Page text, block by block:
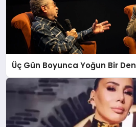
Üç Gün Boyunca Yoğun Bir